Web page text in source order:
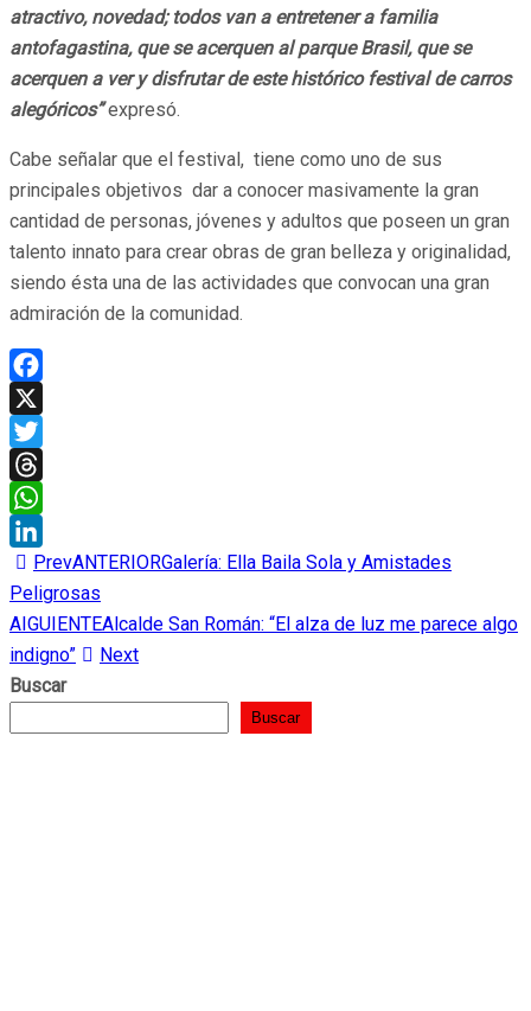
atractivo, novedad; todos van a entretener a familia
antofagastina, que se acerquen al parque Brasil, que se
acerquen a ver y disfrutar de este histórico festival de carros
alegóricos”expresó.
Cabe señalar que el festival, tiene como uno de sus
principales objetivos dar a conocer masivamente la gran
cantidad de personas, jóvenes y adultos que poseen un gran
talento innato para crear obras de gran belleza y originalidad,
siendo ésta una de las actividades que convocan una gran
admiración de la comunidad.
Facebook
X
Twitter
Threads
WhatsApp
LinkedIn
PrevANTERIORGalería: Ella Baila Sola y Amistades
Peligrosas
AIGUIENTEAlcalde San Román: “El alza de luz me parece algo
indigno”
Next
Buscar
Buscar